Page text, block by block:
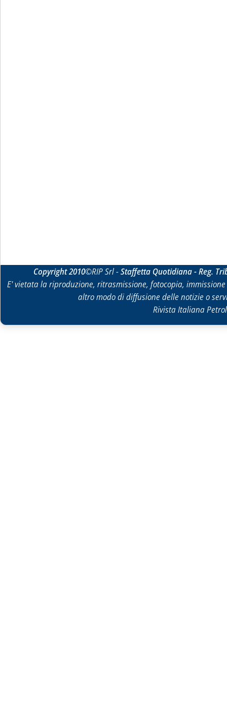
Copyright 2010©RIP Srl -Staffetta Quotidiana - Reg.
E' vietata la riproduzione, ritrasmissione, fotocopia,
altro modo di diffusione delle notizie o
Rivista Italiana